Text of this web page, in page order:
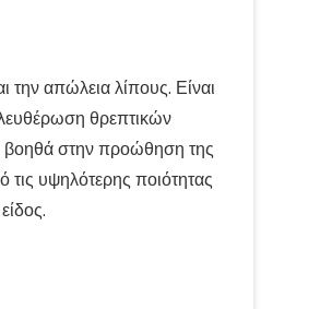
απώλεια λίπους. Είναι
θρεπτικών
βοηθά στην προώθηση της
τις υψηλότερης ποιότητας